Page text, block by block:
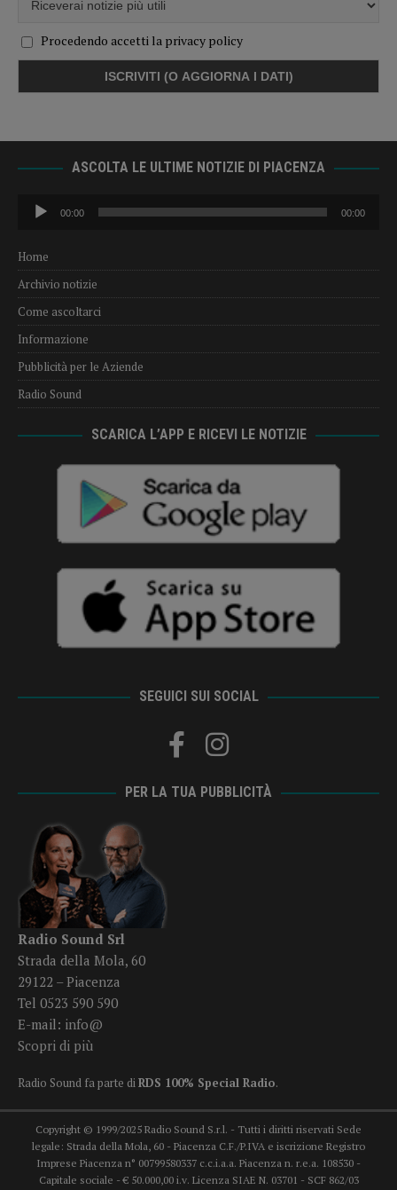
Procedendo accetti la privacy policy
ASCOLTA LE ULTIME NOTIZIE DI PIACENZA
Audio
Player
00:00 00:00
Home
Archivio notizie
Come ascoltarci
Informazione
Pubblicità per le Aziende
Radio Sound
SCARICA L’APP E RICEVI LE NOTIZIE
SEGUICI SUI SOCIAL
PER LA TUA PUBBLICITÀ
Radio Sound Srl
Strada della Mola, 60
29122 – Piacenza
Tel 0523 590 590
E-mail: info@
Scopri di più
Radio Sound fa parte diRDS 100% Special Radio.
Copyright © 1999/2025 Radio Sound S.r.l. - Tutti i diritti riservati Sede
legale: Strada della Mola, 60 - Piacenza C.F./P.IVA e iscrizione Registro
Imprese Piacenza n° 00799580337 c.c.i.a.a. Piacenza n. r.e.a. 108530 -
Capitale sociale - € 50.000,00 i.v. Licenza SIAE N. 03701 - SCF 862/03